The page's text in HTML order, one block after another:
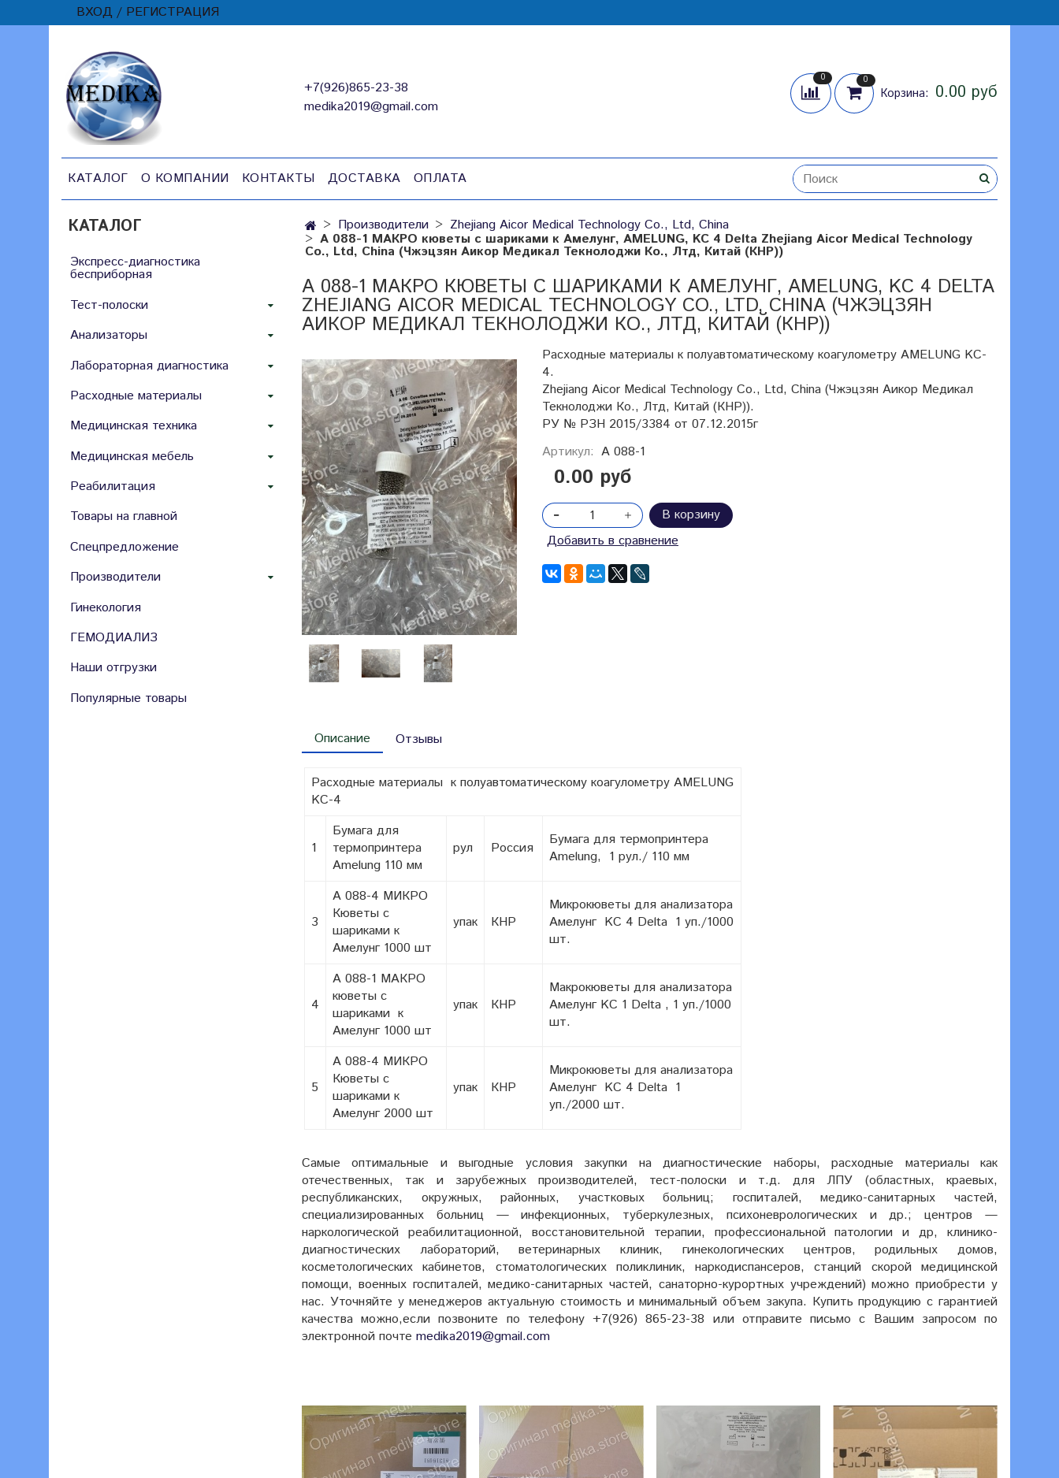
ВХОД / РЕГИСТРАЦИЯ
+7(926)865-23-38
medika2019@gmail.com
0 0
Корзина: 0.00 руб
КАТАЛОГ О КОМПАНИИ КОНТАКТЫ ДОСТАВКА ОПЛАТА
Производители Zhejiang Aicor Medical Technology Co., Ltd, China
А 088-1 МАКРО кюветы с шариками к Амелунг, AMELUNG, KC 4 Delta Zhejiang Aicor Medical Technology
Co., Ltd, China (Чжэцзян Аикор Медикал Текнолоджи Ко., Лтд, Китай (КНР))
А 088-1 МАКРО КЮВЕТЫ С ШАРИКАМИ К АМЕЛУНГ, AMELUNG, KC 4 DELTA
ZHEJIANG AICOR MEDICAL TECHNOLOGY CO., LTD, CHINA (ЧЖЭЦЗЯН
АИКОР МЕДИКАЛ ТЕКНОЛОДЖИ КО., ЛТД, КИТАЙ (КНР))
Расходные материалы к полуавтоматическому коагулометру AMELUNG KC-
4.
Zhejiang Aicor Medical Technology Co., Ltd, China (Чжэцзян Аикор Медикал
Текнолоджи Ко., Лтд, Китай (КНР)).
РУ № РЗН 2015/3384 от 07.12.2015г
Артикул: А 088-1
0.00 руб
В корзину
Добавить в сравнение
Описание
Расходные материалы к полуавтоматическому коагулометру AMELUNG
KC-4
1
Бумага для
термопринтера
Amelung 110 мм
рул Россия
Бумага для термопринтера
Amelung, 1 рул./ 110 мм
3
А 088-4 МИКРО
Кюветы с
шариками к
Амелунг 1000 шт
упак КНР
Микрокюветы для анализатора
Амелунг KC 4 Delta 1 уп./1000
шт.
4
А 088-1 МАКРО
кюветы с
шариками к
Амелунг 1000 шт
упак КНР
Макрокюветы для анализатора
Амелунг KC 1 Delta , 1 уп./1000
шт.
5
А 088-4 МИКРО
Кюветы с
шариками к
Амелунг 2000 шт
упак КНР
Микрокюветы для анализатора
Амелунг KC 4 Delta 1
уп./2000 шт.
Самые оптимальные и выгодные условия закупки на диагностические наборы, расходные материалы как
отечественных, так и зарубежных производителей, тест-полоски и т.д. для ЛПУ (областных, краевых,
республиканских, окружных, районных, участковых больниц; госпиталей, медико-санитарных частей,
специализированных больниц — инфекционных, туберкулезных, психоневрологических и др.; центров —
наркологической реабилитационной, восстановительной терапии, профессиональной патологии и др, клинико-
диагностических лабораторий, ветеринарных клиник, гинекологических центров, родильных домов,
косметологических кабинетов, стоматологических поликлиник, наркодиспансеров, станций скорой медицинской
помощи, военных госпиталей, медико-санитарных частей, санаторно-курортных учреждений) можно приобрести у
нас. Уточняйте у менеджеров актуальную стоимость и минимальный объем закупа. Купить продукцию с гарантией
качества можно,если позвоните по телефону+7(926) 865-23-38 илиотправите письмо с Вашим запросом по
электронной почте medika2019@gmail.com
Отзывы
КАТАЛОГ
Экспресс-диагностика
бесприборная
Тест-полоски
Анализаторы
Лабораторная диагностика
Расходные материалы
Медицинская техника
Медицинская мебель
Реабилитация
Товары на главной
Спецпредложение
Производители
Гинекология
ГЕМОДИАЛИЗ
Наши отгрузки
Популярные товары